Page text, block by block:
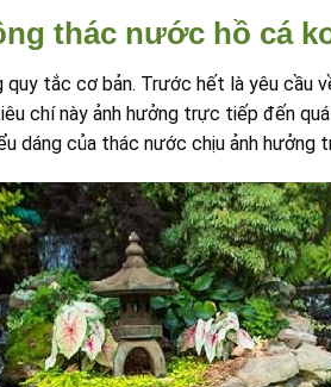
thác nước hồ cá
tắc cơ bản. Trước hết là yêu cầu
chí này ảnh hưởng trực tiếp đến
dáng của thác nước chịu ảnh hưởng